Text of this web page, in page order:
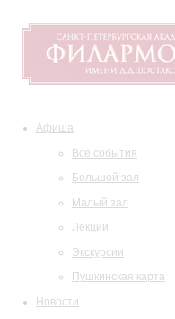
Афиша
Все события
Большой зал
Малый зал
Лекции
Экскурсии
Пушкинская карта
Новости